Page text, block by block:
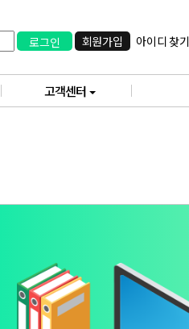
로그인 회원가입 아이디 찾기
고객센터